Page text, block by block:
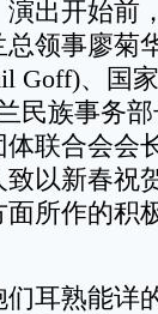
出开始前
领事廖菊
Goff)、国
民族事务
联合会会
以新春祝
所作的积
耳熟能详